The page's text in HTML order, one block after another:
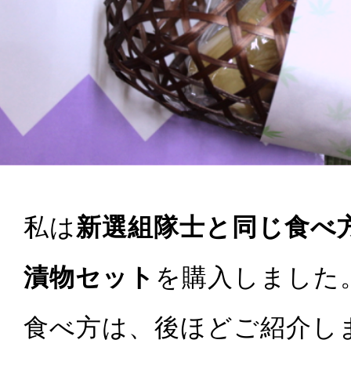
私は新選組隊士と同じ食べ
漬物セット を購入しました
食べ方は、後ほどご紹介し